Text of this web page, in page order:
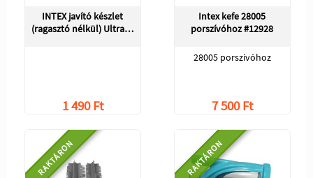
INTEX javító készlet
(ragasztó nélkül) Ultra…
1 490 Ft
Intex kefe 28005
porszívóhoz #12928
28005 porszívóhoz
7 500 Ft
RAKTÁRON RAKTÁRON